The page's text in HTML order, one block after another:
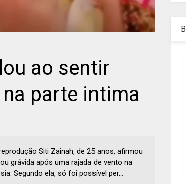
ao sentir
na parte intima
Siti Zainah, de 25 anos, afirmou
grávida após uma rajada de vento na
Segundo ela, só foi possível per...